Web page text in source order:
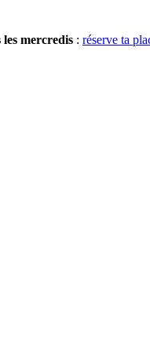
mercredis : réserve ta